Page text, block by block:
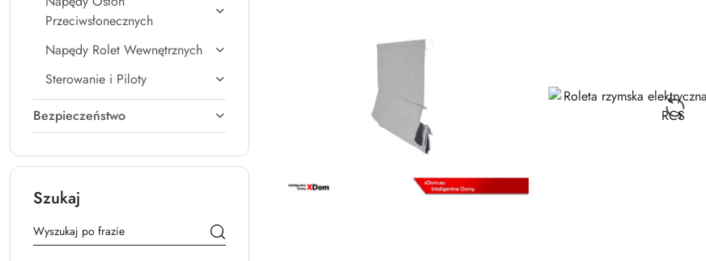
Przeciwsłonecznych
Napędy Rolet Wewnętrznych
Sterowanie i Piloty
Bezpieczeństwo
Szukaj